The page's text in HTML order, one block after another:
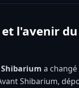
l'avenir
Shibarium a
Shibarium,